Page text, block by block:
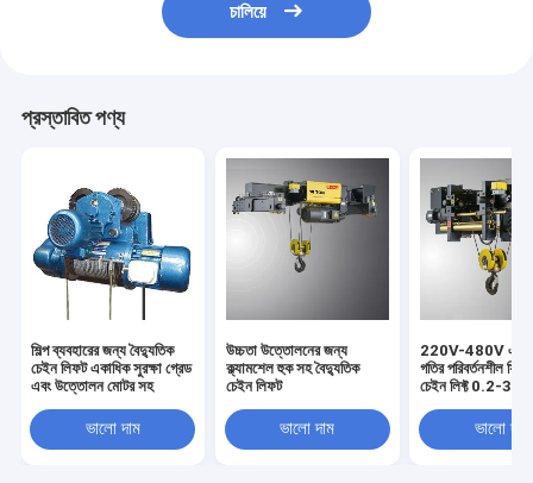
চালিয়ে
প্রস্তাবিত পণ্য
শিল্প ব্যবহারের জন্য বৈদ্যুতিক
চেইন লিফট একাধিক সুরক্ষা গ্রেড
এবং উত্তোলন মোটর সহ
ভালো দাম
উচ্চতা উত্তোলনের জন্য
ক্ল্যামশেল হুক সহ বৈদ্যুতিক
চেইন লিফট
ভালো দাম
220V-480V একক
গতির পরিবর্তনশীল
চেইন লিফ্ট 0.2-
ভালো দাম